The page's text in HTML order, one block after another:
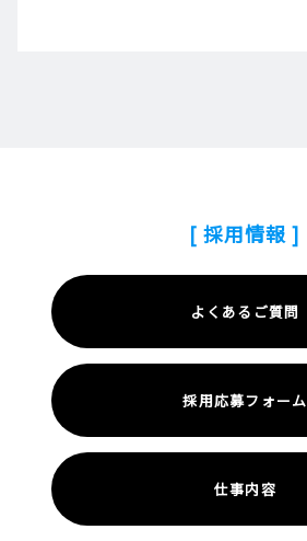
[ 採用情報 ]
よくあるご質問
採用応募フォーム
仕事内容